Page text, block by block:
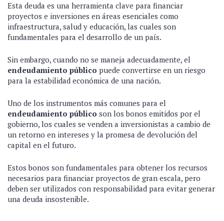
Esta deuda es una herramienta clave para financiar
proyectos e inversiones en áreas esenciales como
infraestructura, salud y educación, las cuales son
fundamentales para el desarrollo de un país.
Sin embargo, cuando no se maneja adecuadamente, el
endeudamiento público puede convertirse en un riesgo
para la estabilidad económica de una nación.
Uno de los instrumentos más comunes para el
endeudamiento público son los bonos emitidos por el
gobierno, los cuales se venden a inversionistas a cambio de
un retorno en intereses y la promesa de devolución del
capital en el futuro.
Estos bonos son fundamentales para obtener los recursos
necesarios para financiar proyectos de gran escala, pero
deben ser utilizados con responsabilidad para evitar generar
una deuda insostenible.